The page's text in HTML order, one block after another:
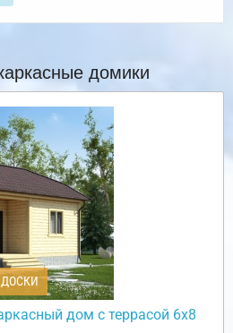
домики
дом с террасой 6х8